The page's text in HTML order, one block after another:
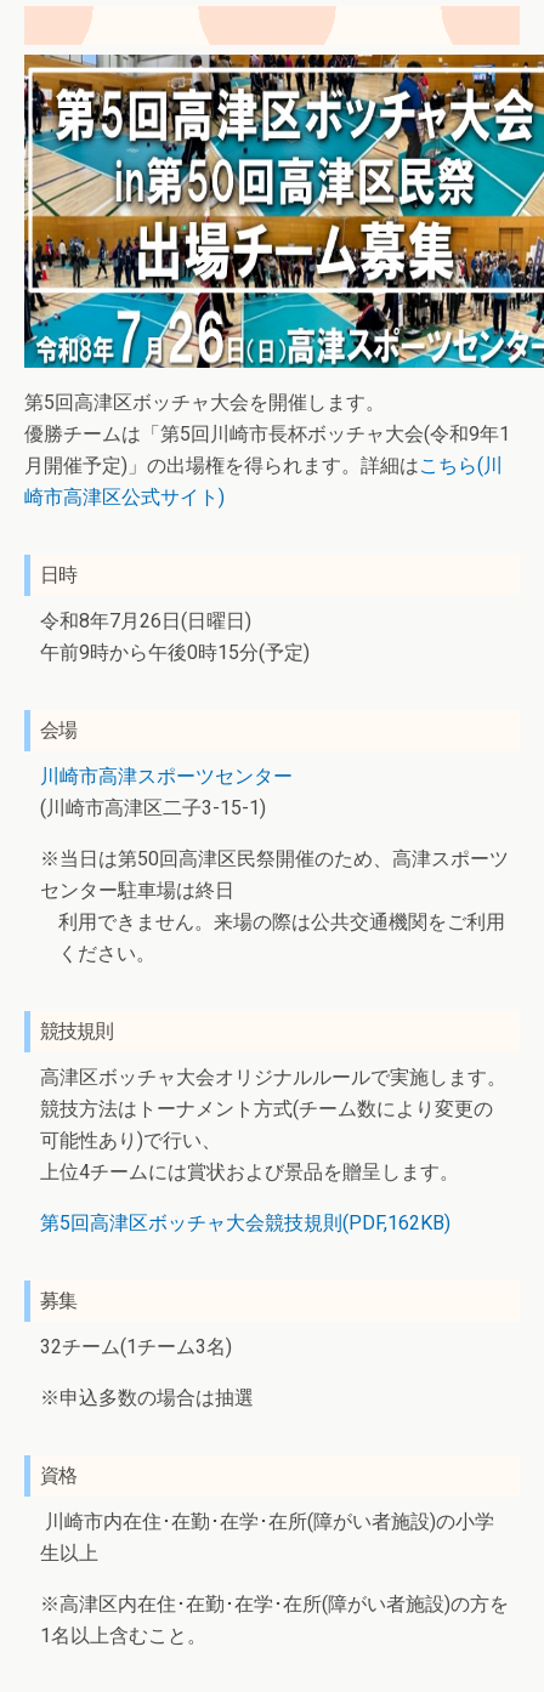
第5回高津区ボッチャ大会を開催します。
優勝チームは「第5回川崎市長杯ボッチャ大会(令和9年1
月開催予定)」の出場権を得られます。詳細はこちら(川
崎市高津区公式サイト)
日時
令和8年7月26日(日曜日)
午前9時から午後0時15分(予定)
会場
川崎市高津スポーツセンター
(川崎市高津区二子3-15-1)
※当日は第50回高津区民祭開催のため、高津スポーツ
センター駐車場は終日
利用できません。来場の際は公共交通機関をご利用
ください。
競技規則
高津区ボッチャ大会オリジナルルールで実施します。
競技方法はトーナメント方式(チーム数により変更の
可能性あり)で行い、
上位4チームには賞状および景品を贈呈します。
第5回高津区ボッチャ大会競技規則(PDF,162KB)
募集
32チーム(1チーム3名)
※申込多数の場合は抽選
資格
川崎市内在住･在勤･在学･在所(障がい者施設)の小学
生以上
※高津区内在住･在勤･在学･在所(障がい者施設)の方を
1名以上含むこと。